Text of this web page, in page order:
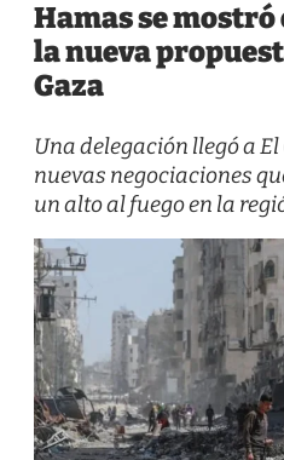
Hamas se
la nueva
Gaza
Una delegación llegó a
nuevas negociaciones
un alto al fuego en la